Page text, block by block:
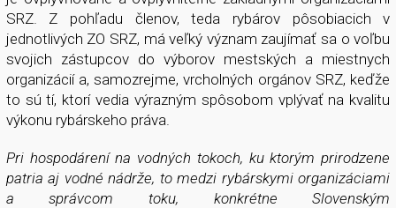
SRZ. Z pohľadu členov, teda rybárov pôsobiacich v
jednotlivých ZO SRZ, má veľký význam zaujímať sa o voľbu
svojich zástupcov do výborov mestských a miestnych
organizácií a, samozrejme, vrcholných orgánov SRZ, keďže
to sú tí, ktorí vedia výrazným spôsobom vplývať na kvalitu
výkonu rybárskeho práva.
Pri hospodárení na vodných tokoch, ku ktorým prirodzene
patria aj vodné nádrže, to medzi rybárskymi organizáciami
a správcom toku, konkrétne Slovenským